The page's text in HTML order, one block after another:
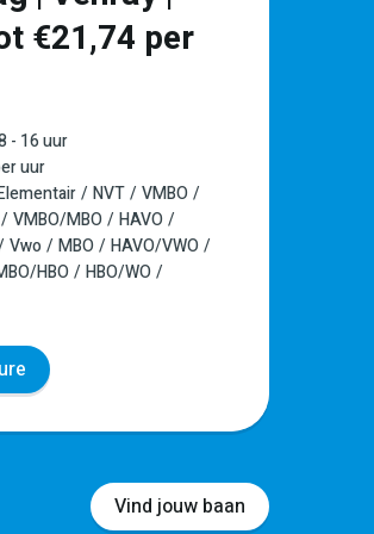
€21,74 per
- 16 uur
uur
NVT
VMBO
VMBO/MBO
HAVO
Vwo MBO
HAVO/VWO
HBO
HBO/WO
Vind jouw baan